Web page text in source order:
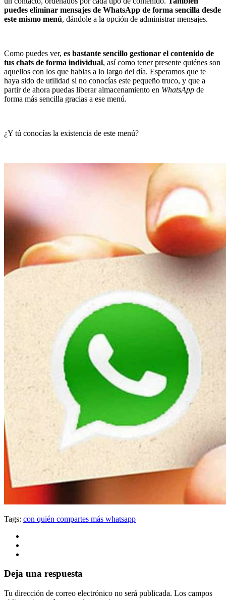
puedes eliminar mensajes de WhatsApp de forma sencilla desde
este mismo menú, dándole a la opción de administrar mensajes.
Como puedes ver, es bastante sencillo gestionar el contenido de
tus chats de forma individual, así como tener presente quiénes son
aquellos con los que hablas a lo largo del día. Esperamos que te
haya sido de utilidad si no conocías este pequeño truco, y que a
partir de ahora puedas liberar almacenamiento en WhatsApp de
forma más sencilla gracias a ese menú.
¿Y tú conocías la existencia de este menú?
Tags: con quién compartes más whatsapp
Deja una respuesta
Tu dirección de correo electrónico no será publicada. Los campos